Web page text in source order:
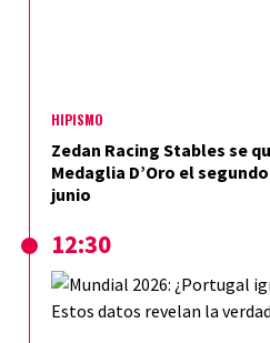
HIPISMO
Zedan Racing Stables se
Medaglia D’Oro el
junio
12:30